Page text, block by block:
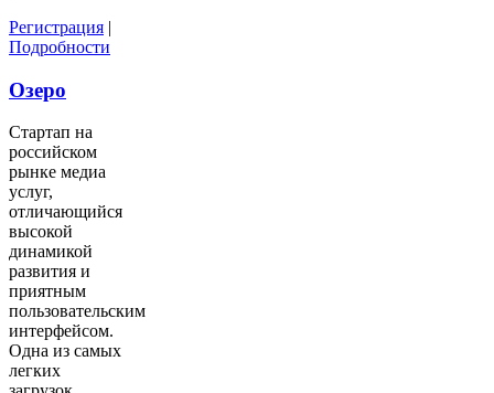
Регистрация |
Подробности
Озеро
Стартап на
российском
рынке медиа
услуг,
отличающийся
высокой
динамикой
развития и
приятным
пользовательским
интерфейсом.
Одна из самых
легких